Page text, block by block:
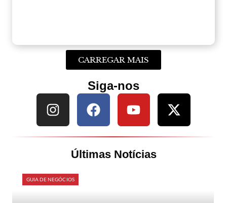
CARREGAR MAIS
Siga-nos
Últimas Notícias
GUIA DE NEGÓCIOS